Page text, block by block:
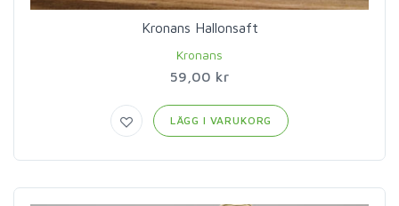
Kronans Hallonsaft
Kronans
59,00 kr
LÄGG I VARUKORG